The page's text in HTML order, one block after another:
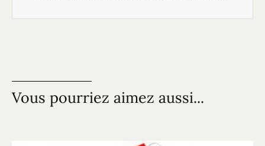
Vous pourriez aimez aussi...